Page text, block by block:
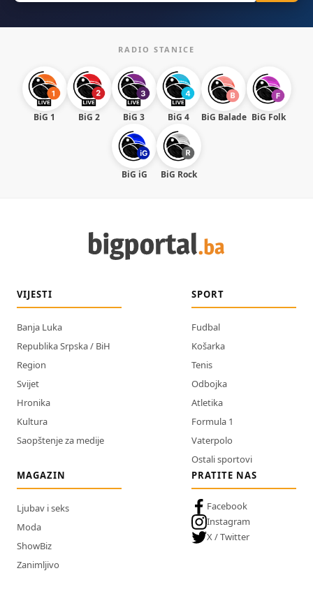
RADIO STANICE
BiG 1 BiG 2 BiG 3 BiG 4 BiG Balade BiG Folk
BiG iG BiG Rock
VIJESTI
Banja Luka
Republika Srpska / BiH
Region
Svijet
Hronika
Kultura
Saopštenje za medije
SPORT
Fudbal
Košarka
Tenis
Odbojka
Atletika
Formula 1
Vaterpolo
Ostali sportovi
MAGAZIN
Ljubav i seks
Moda
ShowBiz
Zanimljivo
PRATITE NAS
Facebook
Instagram
X / Twitter